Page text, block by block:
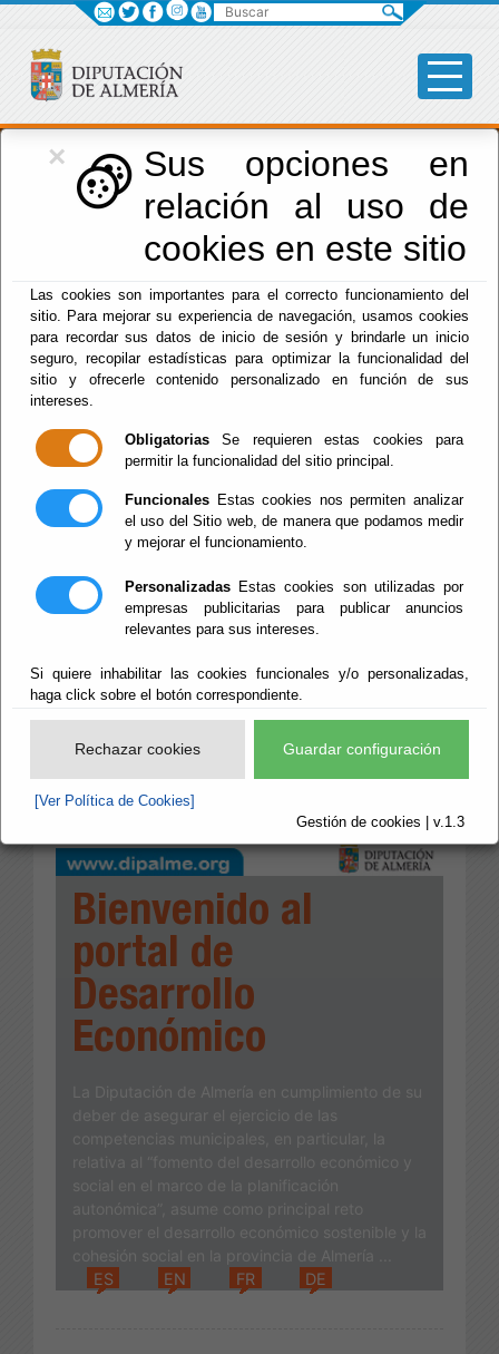
×
Sus opciones en
relación al uso de
cookies en este sitio
Las cookies son importantes para el correcto funcionamiento del
sitio. Para mejorar su experiencia de navegación, usamos cookies
para recordar sus datos de inicio de sesión y brindarle un inicio
seguro, recopilar estadísticas para optimizar la funcionalidad del
sitio y ofrecerle contenido personalizado en función de sus
intereses.
Obligatorias Se requieren estas cookies para
permitir la funcionalidad del sitio principal.
Funcionales Estas cookies nos permiten analizar
el uso del Sitio web, de manera que podamos medir
y mejorar el funcionamiento.
Personalizadas Estas cookies son utilizadas por
empresas publicitarias para publicar anuncios
relevantes para sus intereses.
Si quiere inhabilitar las cookies funcionales y/o personalizadas,
haga click sobre el botón correspondiente.
Rechazar cookies Guardar configuración
[Ver Política de Cookies]
Gestión de cookies | v.1.3
Desarrollo Económico
Bienvenido al
portal de
Desarrollo
Económico
La Diputación de Almería en cumplimiento de su
deber de asegurar el ejercicio de las
competencias municipales, en particular, la
relativa al “fomento del desarrollo económico y
social en el marco de la planificación
autonómica”, asume como principal reto
promover el desarrollo económico sostenible y la
cohesión social en la provincia de Almería ...
ES
EN FR DE
Buscar